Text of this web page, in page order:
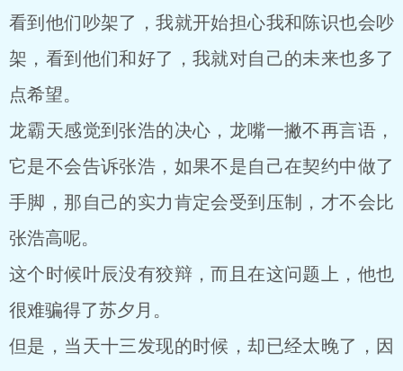
看到他们吵架了，我就开始担心我和陈识也会吵
架，看到他们和好了，我就对自己的未来也多了
点希望。
龙霸天感觉到张浩的决心，龙嘴一撇不再言语，
它是不会告诉张浩，如果不是自己在契约中做了
手脚，那自己的实力肯定会受到压制，才不会比
张浩高呢。
这个时候叶辰没有狡辩，而且在这问题上，他也
很难骗得了苏夕月。
但是，当天十三发现的时候，却已经太晚了，因